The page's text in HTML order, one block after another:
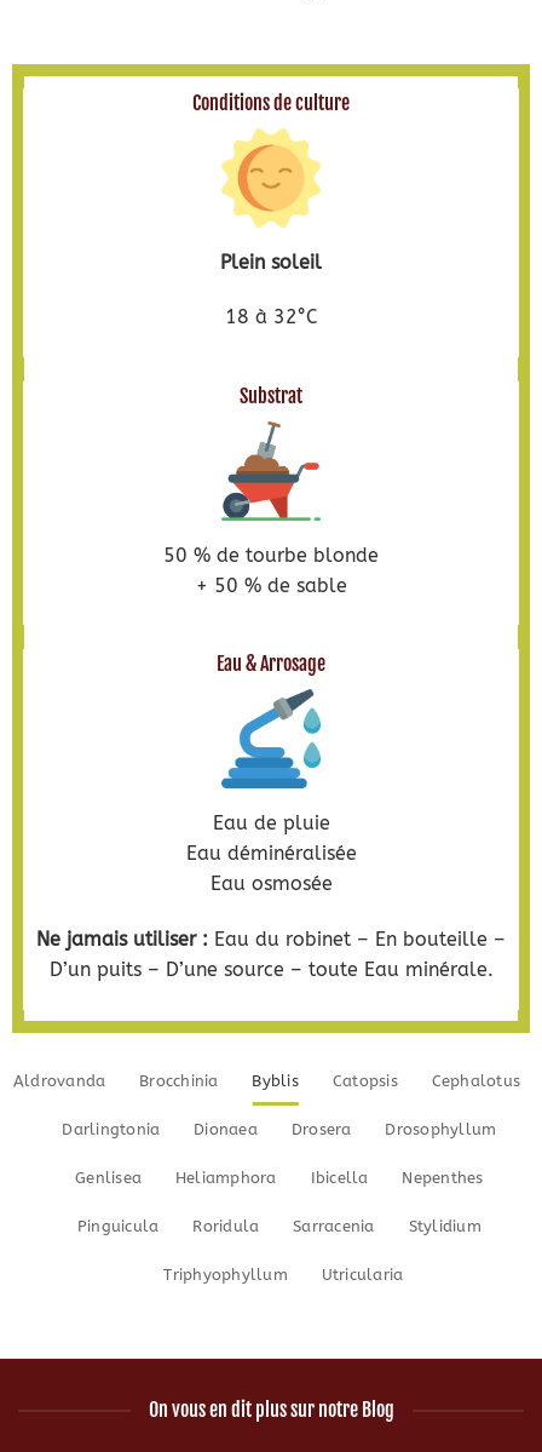
Conditions de culture
Plein soleil
18 à 32°C
Substrat
50 % de tourbe blonde
+ 50 % de sable
Eau & Arrosage
Eau de pluie
Eau déminéralisée
Eau osmosée
Ne jamais utiliser : Eau du robinet – En bouteille –
D’un puits – D’une source – toute Eau minérale.
Aldrovanda Brocchinia Byblis Catopsis Cephalotus
Darlingtonia Dionaea Drosera Drosophyllum
Genlisea Heliamphora Ibicella Nepenthes
Pinguicula Roridula Sarracenia Stylidium
Triphyophyllum Utricularia
On vous en dit plus sur notre Blog